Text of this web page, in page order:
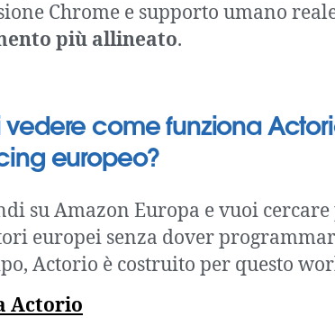
Chrome e supporto umano
più allineato.
come funziona
europeo?
su Amazon Europa e vuoi
europei senza dover
Actorio è costruito per questo
Actorio